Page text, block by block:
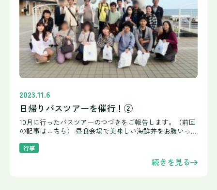
2023.11.6
日帰りバスツアーを催行！②
10月に行ったバスツアーのつづきをご報告します。（前回
の記事はこちら） 昼食会場で美味しい海鮮丼をお腹いっぱ
行委員が、事前に団体予約と減免申請（げんめんしんせ
行事
続きを見る